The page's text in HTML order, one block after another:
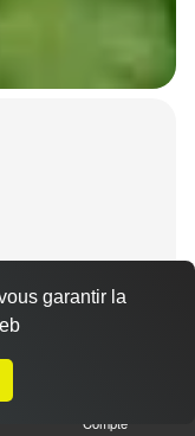
Compte
garantir la